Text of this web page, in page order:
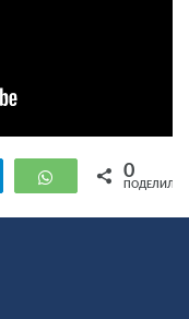
Telegram WhatsApp
0